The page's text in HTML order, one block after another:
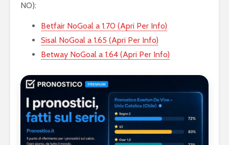
NO):
Betfair NoGoal a 1.70 (Apri Per Info)
Sisal NoGoal a 1.65 (Apri Per Info)
Betway NoGoal a 1.64 (Apri Per Info)